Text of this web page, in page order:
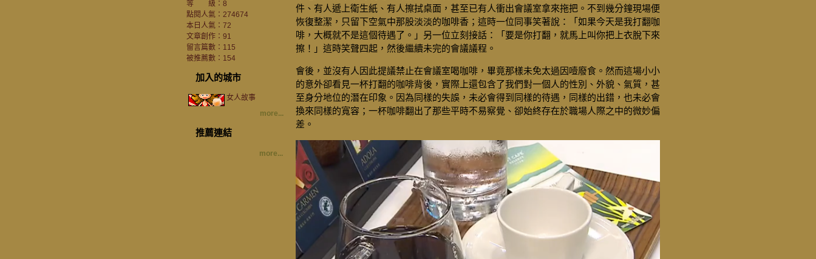
等 級：8
點閱人氣：274674
本日人氣：72
文章創作：91
留言篇數：115
被推薦數： 154
加入的城市
女人故事
more...
推薦連結
more...
件、有人遞上衛生紙、有人擦拭桌面，甚至已有人衝出會議室拿來拖把。不到幾分鐘現場便
恢復整潔，只留下空氣中那股淡淡的咖啡香；這時一位同事笑著說：「如果今天是我打翻咖
啡，大概就不是這個待遇了。」另一位立刻接話：「要是你打翻，就馬上叫你把上衣脫下來
擦！」這時笑聲四起，然後繼續未完的會議議程。
會後，並沒有人因此提議禁止在會議室喝咖啡，畢竟那樣未免太過因噎廢食。然而這場小小
的意外卻看見一杯打翻的咖啡背後，實際上還包含了我們對一個人的性別、外貌、氣質，甚
至身分地位的潛在印象。因為同樣的失誤，未必會得到同樣的待遇，同樣的出錯，也未必會
換來同樣的寬容；一杯咖啡翻出了那些平時不易察覺、卻始終存在於職場人際之中的微妙偏
差。